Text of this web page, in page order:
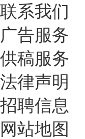
联系我们
广告服务
供稿服务
法律声明
招聘信息
网站地图